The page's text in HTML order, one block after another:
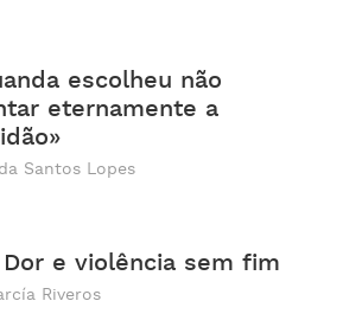
escolheu não
eternamente a
Santos Lopes
e violência sem fim
Riveros